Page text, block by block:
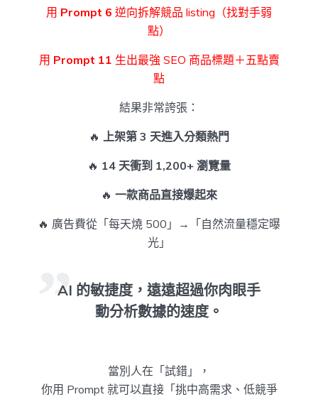
用 Prompt 6 逆向拆解競品 listing（找對手弱
點）
用 Prompt 11 生出最強 SEO 商品標題＋五點賣
點
結果非常誇張：
🔥 上架第 3 天進入分類熱門
🔥 14 天衝到 1,200+ 瀏覽量
🔥 一款商品直接爆起來
🔥 廣告費從「每天燒 500」→「自然流量穩定曝
光」
AI 的敏捷度，遠遠超過你肉眼手
動分析數據的速度。
當別人在「試錯」，
你用 Prompt 就可以直接「挑中高需求、低競爭